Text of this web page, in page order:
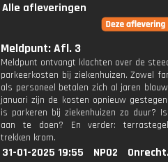
Alle afleveringen
Meldpunt: Afl. 3
Meldpunt ontvangt klachten over de
parkeerkosten bij ziekenhuizen. Zowel
als personeel betalen zich al jaren
januari zijn de kosten opnieuw
is parkeren bij ziekenhuizen zo duur?
aan te doen? En verder:
trekken krom.
31-01-2025 19:55 NPO2